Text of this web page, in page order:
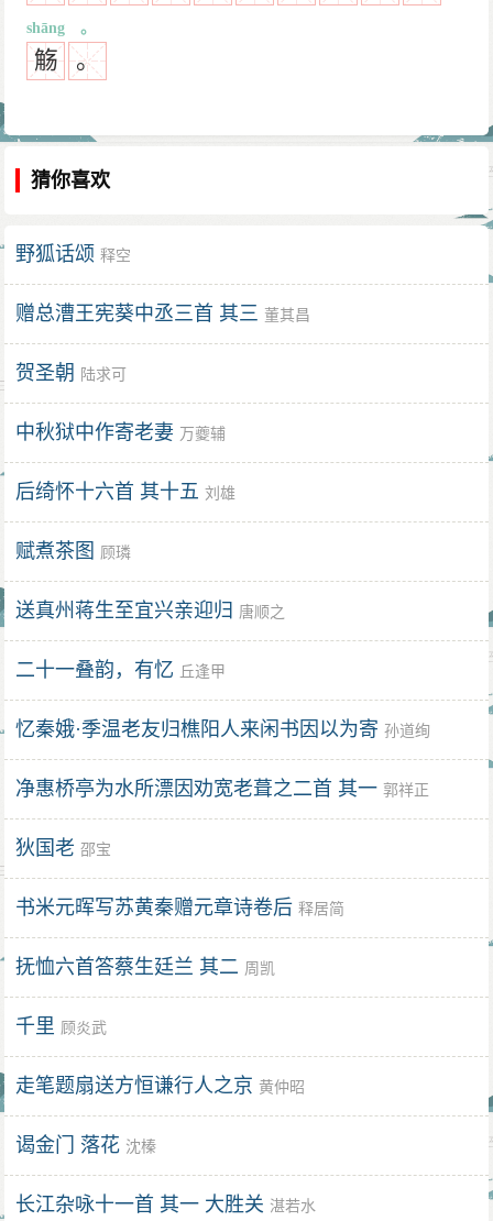
觞
shāng
。
。
猜你喜欢
野狐话颂 释空
赠总漕王宪葵中丞三首 其三 董其昌
贺圣朝 陆求可
中秋狱中作寄老妻 万夔辅
后绮怀十六首 其十五 刘雄
赋煮茶图 顾璘
送真州蒋生至宜兴亲迎归 唐顺之
二十一叠韵，有忆 丘逢甲
忆秦娥·季温老友归樵阳人来闲书因以为寄 孙道绚
净惠桥亭为水所漂因劝宽老葺之二首 其一 郭祥正
狄国老 邵宝
书米元晖写苏黄秦赠元章诗卷后 释居简
抚恤六首答蔡生廷兰 其二 周凯
千里 顾炎武
走笔题扇送方恒谦行人之京 黄仲昭
谒金门 落花 沈榛
长江杂咏十一首 其一 大胜关 湛若水